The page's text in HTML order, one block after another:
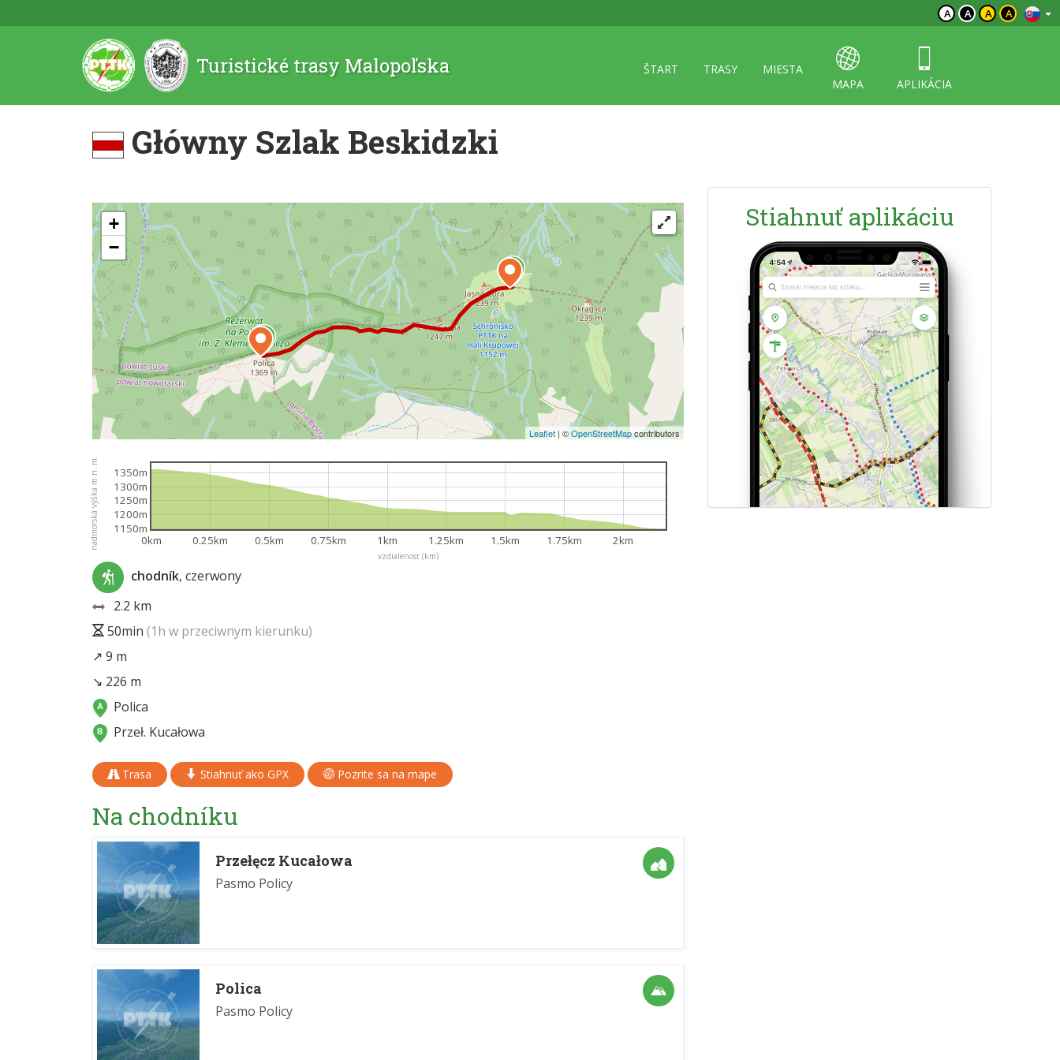
A A A A
Turistické trasy Malopoľska ŠTART TRASY
MIESTA
MAPA
APLIKÁCIA
Główny Szlak Beskidzki
+
−
Leaflet | ©OpenStreetMapcontributors
vzdialenosť (km)
nadmorská výška m n. m. 0km 0.25km 0.5km 0.75km 1km 1.25km 1.5km 1.75km 2km
1150m
1200m
1250m
1300m
1350m
chodník, czerwony
2.2 km
50min (1h w przeciwnym kierunku)
↗ 9 m
↘ 226 m
Polica
Przeł. Kucałowa
Trasa Stiahnuť ako GPX Pozrite sa na mape
Na chodníku
Przełęcz Kucałowa
Pasmo Policy
Polica
Pasmo Policy
Stiahnuť aplikáciu